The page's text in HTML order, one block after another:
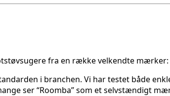
fra en række velkendte mærker:
i branchen. Vi har testet både
ser “Roomba” som et selvstændigt